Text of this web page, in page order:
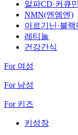
알파CD·커큐민
NMN(엔엠엔)
아르기닌·블
레티놀
건강간식
For 여성
For 남성
For 키즈
키성장